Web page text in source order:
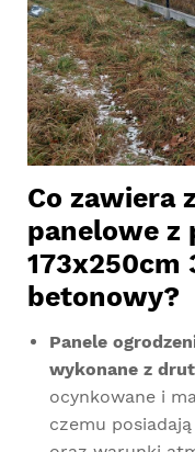
Co zawiera
panelowe z
173x250cm
betonowy?
Panele
wykonane z
ocynkowane i
czemu